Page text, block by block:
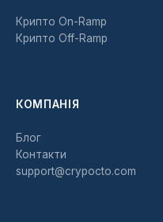
Крипто On-Ramp
Крипто Off-Ramp
КОМПАНІЯ
Блог
Контакти
support@crypocto.com